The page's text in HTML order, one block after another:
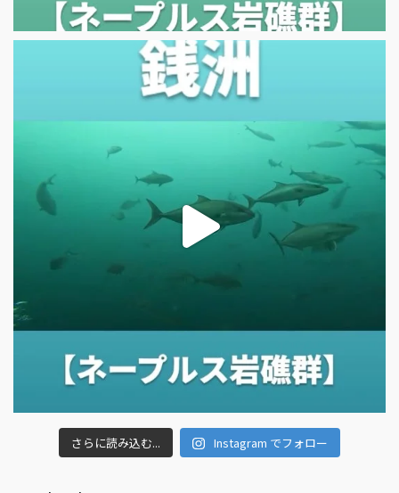
さらに読み込む... Instagram でフォロー